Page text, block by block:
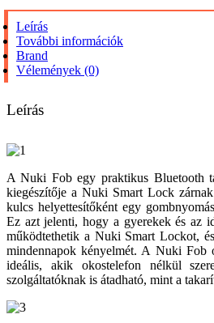
Leírás
További információk
Brand
Vélemények (0)
Leírás
A Nuki Fob egy praktikus Bluetooth
kiegészítője a Nuki Smart Lock
kulcs helyettesítőként egy
Ez azt jelenti, hogy a gyerekek és az
működtethetik a Nuki Smart Lockot,
mindennapok kényelmét. A Nuki Fob
ideális, akik okostelefon nélkül
szolgáltatóknak is átadható, mint a